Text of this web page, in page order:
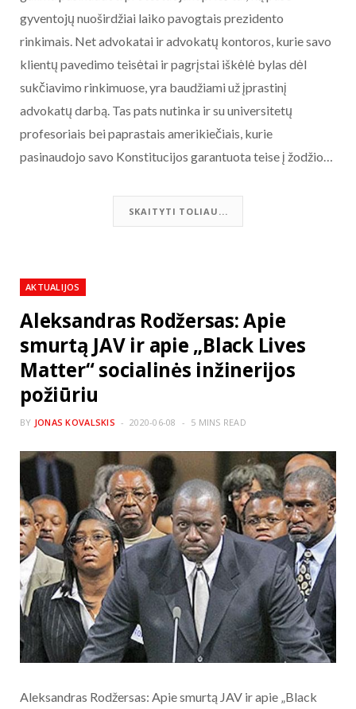
gyventojų nuoširdžiai laiko pavogtais prezidento
rinkimais. Net advokatai ir advokatų kontoros, kurie savo
klientų pavedimo teisėtai ir pagrįstai iškėlė bylas dėl
sukčiavimo rinkimuose, yra baudžiami už įprastinį
advokatų darbą. Tas pats nutinka ir su universitetų
profesoriais bei paprastais amerikiečiais, kurie
pasinaudojo savo Konstitucijos garantuota teise į žodžio…
SKAITYTI TOLIAU...
AKTUALIJOS
Aleksandras Rodžersas: Apie
smurtą JAV ir apie „Black Lives
Matter“ socialinės inžinerijos
požiūriu
BY JONAS KOVALSKIS 2020-06-08 5 MINS READ
Aleksandras Rodžersas: Apie smurtą JAV ir apie „Black